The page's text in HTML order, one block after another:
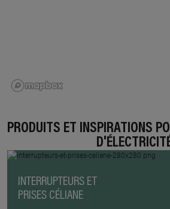
PRODUITS ET INSPIRATIONS
INTERRUPTEURS ET
PRISES CÉLIANE